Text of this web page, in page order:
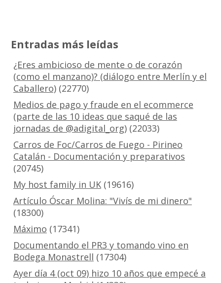
Entradas más leídas
¿Eres ambicioso de mente o de corazón
(como el manzano)? (diálogo entre Merlín y el
Caballero)(22770)
Medios de pago y fraude en el ecommerce
(parte de las 10 ideas que saqué de las
jornadas de @adigital_org)(22033)
Carros de Foc/Carros de Fuego - Pirineo
Catalán - Documentación y preparativos
(20745)
My host family in UK(19616)
Artículo Óscar Molina: "Vivís de mi dinero"
(18300)
Máximo (17341)
Documentando el PR3 y tomando vino en
Bodega Monastrell (17304)
Ayer día 4 (oct 09) hizo 10 años que empecé a